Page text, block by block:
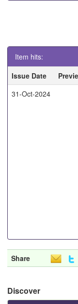
Item hits:
Issue Date
31-Oct-2024
Share
Discover